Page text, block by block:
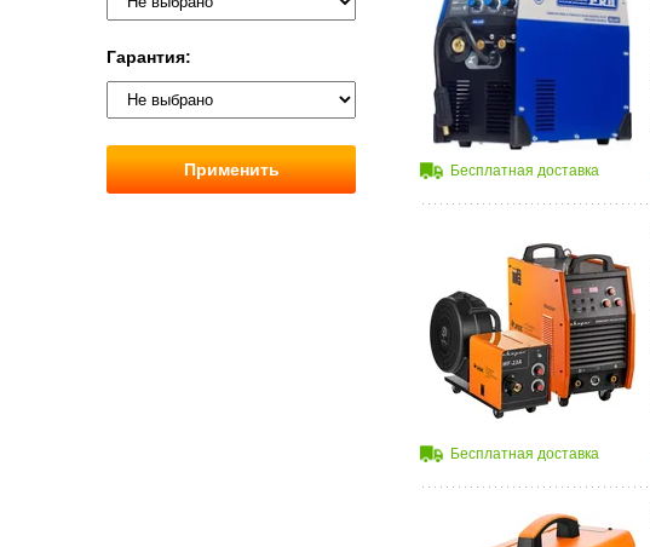
Бесплатная доставка
Бесплатная доставка
Гарантия:
Применить